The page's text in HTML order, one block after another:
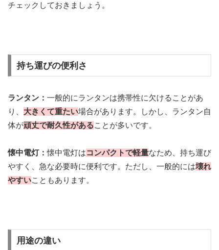
チェックしておきましょう。
持ち運びの便利さ
ランタン： 一般的にランタンは携帯性に欠けることがあ
り、 大きくて重たい場合があります。しかし、ランタン自
体が頑丈で耐久性があることが多いです。
懐中電灯：懐中電灯はコンパクトで軽量なため、持ち運び
やすく、急な必要時に便利です。ただし、一般的には壊れ
やすいこともあります。
用途の違い